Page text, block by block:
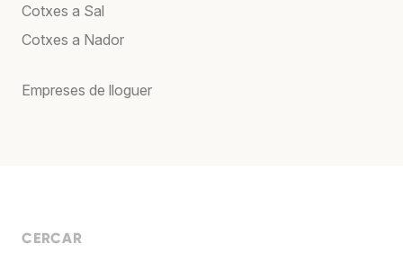
Cotxes a Sal
Cotxes a Nador
Empreses de lloguer
CERCAR